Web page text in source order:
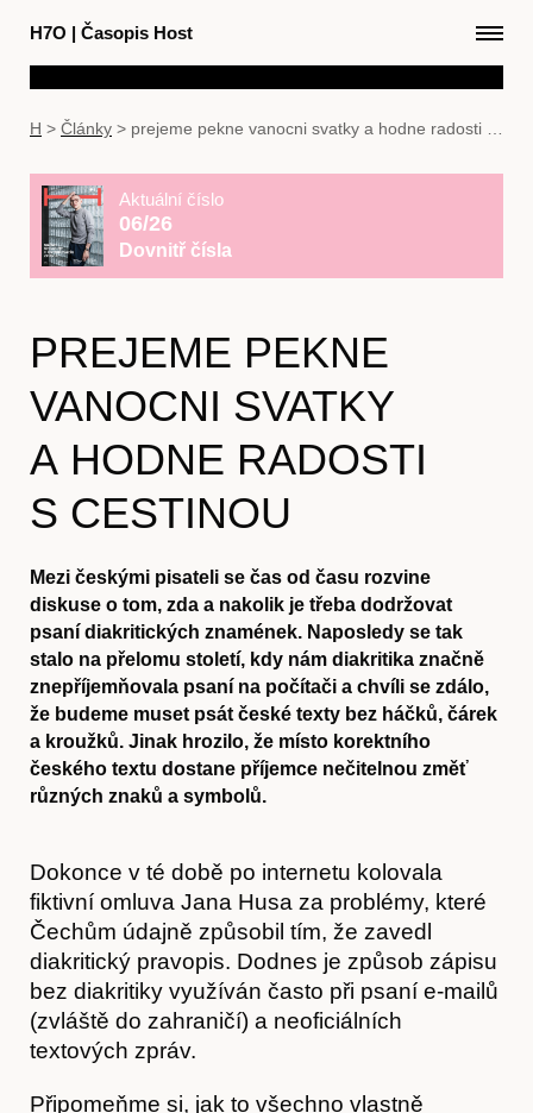
H7O | Časopis Host
H > Články > prejeme pekne vanocni svatky a hodne radosti s cestinou
Aktuální číslo
06/26
Dovnitř čísla
PREJEME PEKNE
VANOCNI SVATKY
A HODNE RADOSTI
S CESTINOU
Mezi českými pisateli se čas od času rozvine
diskuse o tom, zda a nakolik je třeba dodržovat
psaní diakritických znamének. Naposledy se tak
stalo na přelomu století, kdy nám diakritika značně
znepříjemňovala psaní na počítači a chvíli se zdálo,
že budeme muset psát české texty bez háčků, čárek
a kroužků. Jinak hrozilo, že místo korektního
českého textu dostane příjemce nečitelnou změť
různých znaků a symbolů.
Dokonce v té době po internetu kolovala
fiktivní omluva Jana Husa za problémy, které
Čechům údajně způsobil tím, že zavedl
diakritický pravopis. Dodnes je způsob zápisu
bez diakritiky využíván často při psaní e-mailů
(zvláště do zahraničí) a neoficiálních
textových zpráv.
Připomeňme si, jak to všechno vlastně